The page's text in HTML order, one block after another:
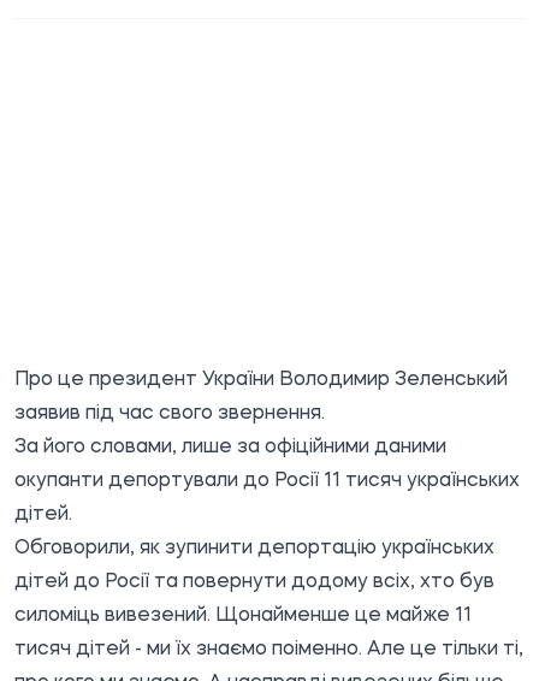
Про це президент України Володимир Зеленський
заявив під час свого звернення.
За його словами, лише за офіційними даними
окупанти депортували до Росії 11 тисяч українських
дітей.
Обговорили, як зупинити депортацію українських
дітей до Росії та повернути додому всіх, хто був
силоміць вивезений. Щонайменше це майже 11
тисяч дітей - ми їх знаємо поіменно. Але це тільки ті,